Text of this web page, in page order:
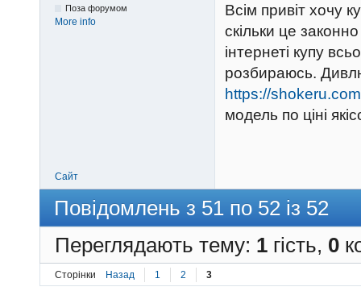
Поза форумом
More info
Всім привіт хочу
скільки це
інтернеті купу
розбираюсь.
https://
модель по ціні
Сайт
Повідомлень з 51 по 52 із 52
Переглядають тему: 1 гість, 0
Сторінки Назад 1 2 3